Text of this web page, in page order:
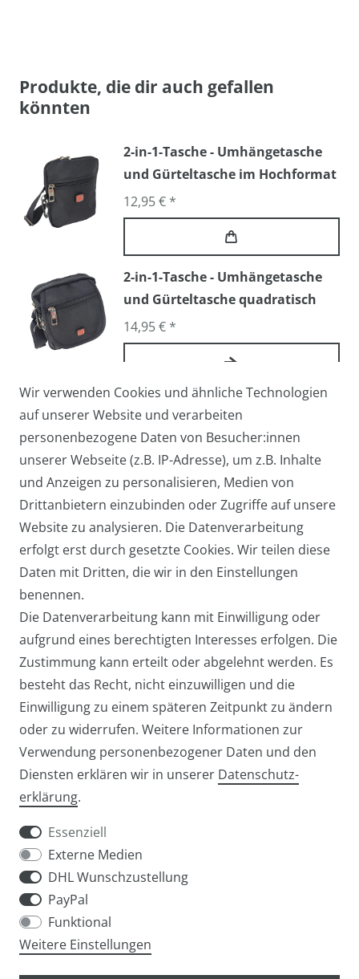
Produkte, die dir auch gefallen
könnten
2-in-1-Tasche - Umhängetasche
und Gürteltasche im Hochformat
12,95 € *
2-in-1-Tasche - Umhängetasche
und Gürteltasche quadratisch
14,95 € *
Arbeitstasche / Flugbegleiter /
Pilotentasche Medium
27,95 € *
Arbeitstasche / Laptoptasche /
Umhängetasche Groß
39,95 € *
Widerrufs­formular
Impressum Daten­schutz­erklärung
Wir verwenden Cookies und ähnliche Technologien
auf unserer Website und verarbeiten
personenbezogene Daten von Besucher:innen
unserer Webseite (z.B. IP-Adresse), um z.B. Inhalte
und Anzeigen zu personalisieren, Medien von
Drittanbietern einzubinden oder Zugriffe auf unsere
Website zu analysieren. Die Datenverarbeitung
erfolgt erst durch gesetzte Cookies. Wir teilen diese
Daten mit Dritten, die wir in den Einstellungen
benennen.
Die Datenverarbeitung kann mit Einwilligung oder
aufgrund eines berechtigten Interesses erfolgen. Die
Zustimmung kann erteilt oder abgelehnt werden. Es
besteht das Recht, nicht einzuwilligen und die
Einwilligung zu einem späteren Zeitpunkt zu ändern
oder zu widerrufen. Weitere Informationen zur
Verwendung personenbezogener Daten und den
Diensten erklären wir in unserer Daten­schutz­
erklärung.
Essenziell
Externe Medien
DHL Wunschzustellung
PayPal
Funktional
Weitere Einstellungen